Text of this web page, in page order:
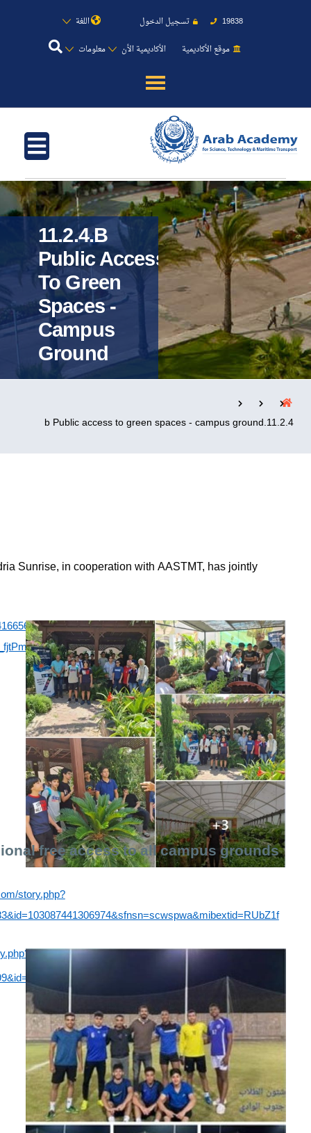
19838 تسجيل الدخول
اللغة
موقع الأكاديمية
الأكاديمية الأن معلومات
عن الأكاديمية
النقل البحري
القبول والتسجيل
الدراسات الأكاديمية
طلبة الأكاديمية
البحث العلمي
التدريب والخدمة المجتمعية
روابط الكليات المقرات الحياة بالأكاديمية
11.2.4.b
Public Access
To Green
Spaces -
Campus
Ground
11.2.4.b Public access to green spaces - campus ground
Sunrise, in cooperation with AASTMT, has jointly
?
free access to all campus grounds
story.php?